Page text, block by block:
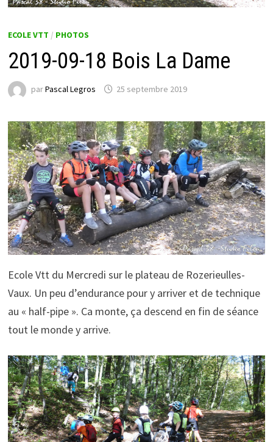
ECOLE VTT / PHOTOS
2019-09-18 Bois La Dame
parPascal Legros 25 septembre 2019
Ecole Vtt du Mercredi sur le plateau de Rozerieulles-
Vaux. Un peu d’endurance pour y arriver et de technique
au « half-pipe ». Ca monte, ça descend en fin de séance
tout le monde y arrive.